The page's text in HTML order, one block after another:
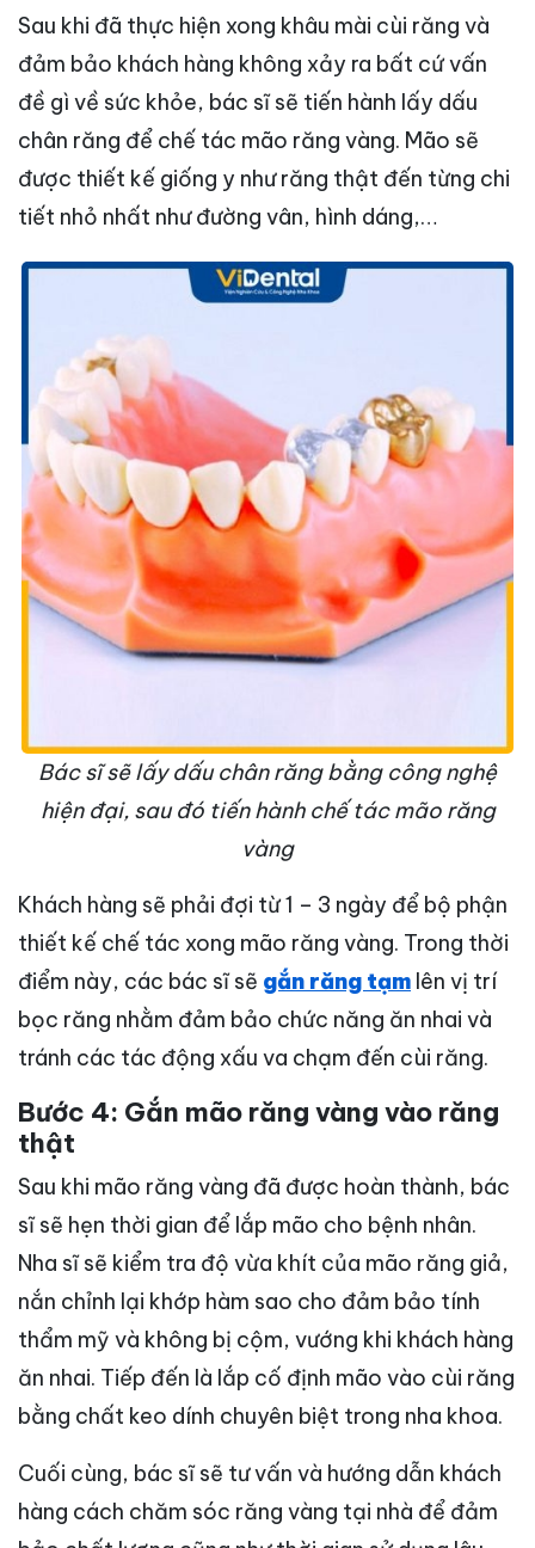
Sau khi đã thực hiện xong khâu mài cùi răng và
đảm bảo khách hàng không xảy ra bất cứ vấn
đề gì về sức khỏe, bác sĩ sẽ tiến hành lấy dấu
chân răng để chế tác mão răng vàng. Mão sẽ
được thiết kế giống y như răng thật đến từng chi
tiết nhỏ nhất như đường vân, hình dáng,…
Bác sĩ sẽ lấy dấu chân răng bằng công nghệ
hiện đại, sau đó tiến hành chế tác mão răng
vàng
Khách hàng sẽ phải đợi từ 1 – 3 ngày để bộ phận
thiết kế chế tác xong mão răng vàng. Trong thời
điểm này, các bác sĩ sẽ gắn răng tạm lên vị trí
bọc răng nhằm đảm bảo chức năng ăn nhai và
tránh các tác động xấu va chạm đến cùi răng.
Bước 4: Gắn mão răng vàng vào răng
thật
Sau khi mão răng vàng đã được hoàn thành, bác
sĩ sẽ hẹn thời gian để lắp mão cho bệnh nhân.
Nha sĩ sẽ kiểm tra độ vừa khít của mão răng giả,
nắn chỉnh lại khớp hàm sao cho đảm bảo tính
thẩm mỹ và không bị cộm, vướng khi khách hàng
ăn nhai. Tiếp đến là lắp cố định mão vào cùi răng
bằng chất keo dính chuyên biệt trong nha khoa.
Cuối cùng, bác sĩ sẽ tư vấn và hướng dẫn khách
hàng cách chăm sóc răng vàng tại nhà để đảm